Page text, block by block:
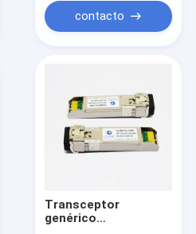
contacto
Transceptor
genérico